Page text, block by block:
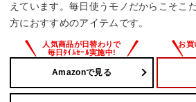
えています。毎日使うモノだからこそこ
方におすすめのアイテムです。
Amazonで見る